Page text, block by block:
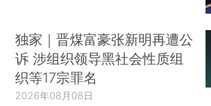
独家｜晋煤富豪张新明再遭公
诉 涉组织领导黑社会性质组
织等17宗罪名
2026年08月08日